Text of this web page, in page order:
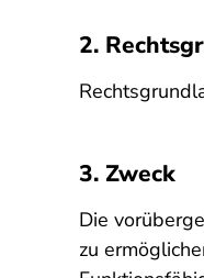
2.
3. Zweck
Die
zu